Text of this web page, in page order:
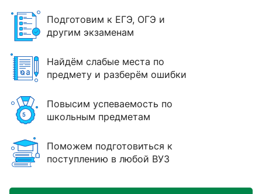
Подготовим к ЕГЭ, ОГЭ и
другим экзаменам
Найдём слабые места по
предмету и разберём ошибки
Повысим успеваемость по
школьным предметам
Поможем подготовиться к
поступлению в любой ВУЗ